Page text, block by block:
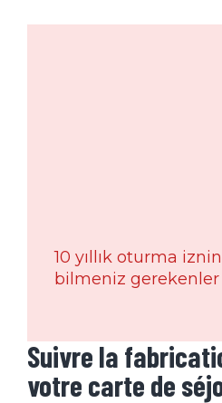
10 yıllık oturma
bilmeniz gerekenler
Suivre la
votre carte de